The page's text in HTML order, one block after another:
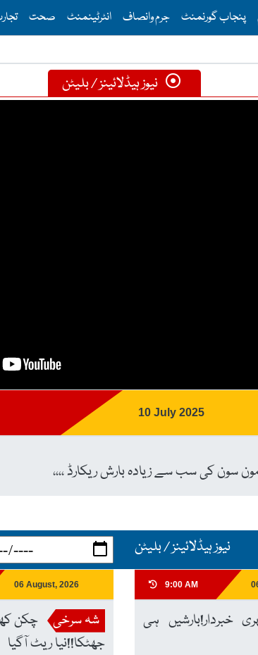
پنجاب گورنمنٹ جرم وانصاف انٹرٹینمنٹ صحت
نیوز ہیڈلائینز / بلیٹن
10 July 2025
سون کی سب سے زیادہ بارش ریکارڈ ،،،،
نیوز ہیڈلائینز / بلیٹن
9:00 AM
خبردار!بارشیں ہی
06 August, 2026
شہ سرخی
چکن
جھٹکا!!نیا ریٹ آگیا